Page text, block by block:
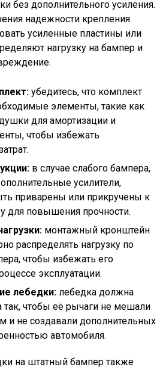
без дополнительного усиления.
надежности крепления
усиленные пластины или
нагрузку на бампер и
убедитесь, что комплект
элементы, такие как
для амортизации и
чтобы избежать
в случае слабого бампера,
усилители,
приварены или прикручены к
для повышения прочности.
монтажный кронштейн
распределять нагрузку по
чтобы избежать его
эксплуатации.
лебедки: лебедка должна
так, чтобы её рычаги не мешали
и не создавали дополнительных
автомобиля.
на штатный бампер также